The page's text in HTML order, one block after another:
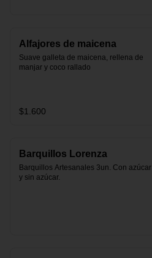
Alfajores de maicena
Suave galleta de maicena, rellena de
manjar y coco rallado
$1.600
Barquillos Lorenza
Barquillos Artesanales 3un. Con azúcar
y sin azúcar.